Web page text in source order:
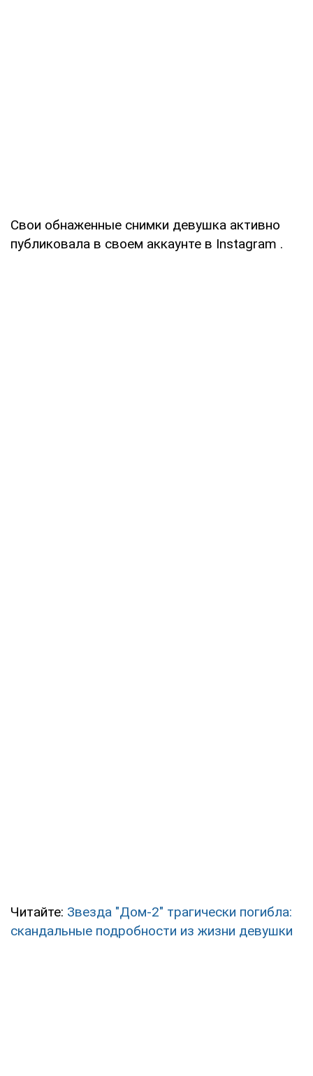
Свои обнаженные снимки девушка активно
публиковала в своем аккаунте в Instagram .
Читайте: Звезда "Дом-2" трагически погибла:
скандальные подробности из жизни девушки